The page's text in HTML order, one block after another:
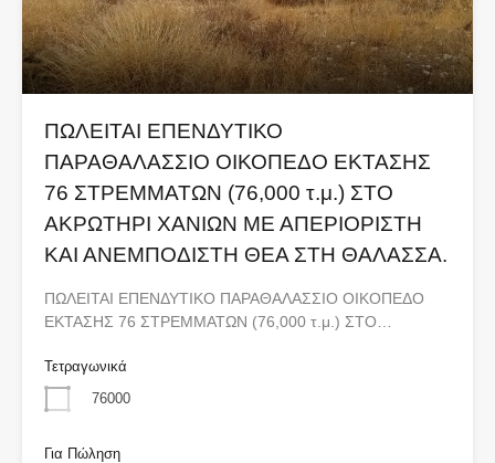
ΠΩΛΕΙΤΑΙ ΕΠΕΝΔΥΤΙΚΟ
ΠΑΡΑΘΑΛΑΣΣΙΟ ΟΙΚΟΠΕΔΟ ΕΚΤΑΣΗΣ
76 ΣΤΡΕΜΜΑΤΩΝ (76,000 τ.μ.) ΣΤΟ
ΑΚΡΩΤΗΡΙ ΧΑΝΙΩΝ ΜΕ ΑΠΕΡΙΟΡΙΣΤΗ
ΚΑΙ ΑΝΕΜΠΟΔΙΣΤΗ ΘΕΑ ΣΤΗ ΘΑΛΑΣΣΑ.
ΠΩΛΕΙΤΑΙ ΕΠΕΝΔΥΤΙΚΟ ΠΑΡΑΘΑΛΑΣΣΙΟ ΟΙΚΟΠΕΔΟ
ΕΚΤΑΣΗΣ 76 ΣΤΡΕΜΜΑΤΩΝ (76,000 τ.μ.) ΣΤΟ…
Τετραγωνικά
76000
Για Πώληση